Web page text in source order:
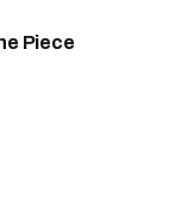
Piece